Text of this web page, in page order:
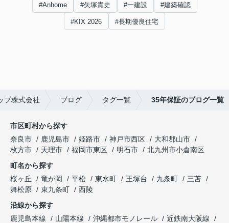
#Anhome #矢塚貴史 #一建設 #建築確認
#KIX 2026 #長期優良住宅
プ株式会社 ブログ タグ一覧 35年保証のブログ一覧
市区町村から探す
奈良市
鹿児島市 姫路市 神戸市西区
大和郡山市
枚方市
天理市 福岡市東区 明石市
北九州市小倉南区
町名から探す
桜ヶ丘
竜が岡 平松 東水町 王塚台 九条町
三苫
舞松原
東九条町
西陵
沿線から探す
鹿児島本線
山陽本線 沖縄都市モノレール
近鉄南大阪線